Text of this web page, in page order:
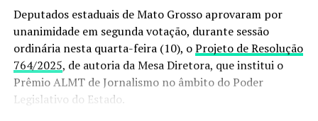
Deputados estaduais de Mato Grosso aprovaram por
unanimidade em segunda votação, durante sessão
ordinária nesta quarta-feira (10), oProjeto de Resolução
764/2025, de autoria da Mesa Diretora, que institui o
Prêmio ALMT de Jornalismo no âmbito do Poder
Legislativo do Estado.